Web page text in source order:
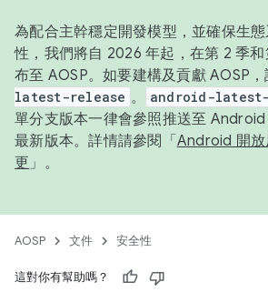
為配合主幹穩定開發模型，並確保生
性，我們將自 2026 年起，在第 2 季
布至 AOSP。如要建構及貢獻 AOSP
latest-release 。 android-
單分支版本一律會參照推送至
最新版本。詳情請參閱「 Android 開
更 」。
AOSP 文件 安全性
這對你有幫助嗎？